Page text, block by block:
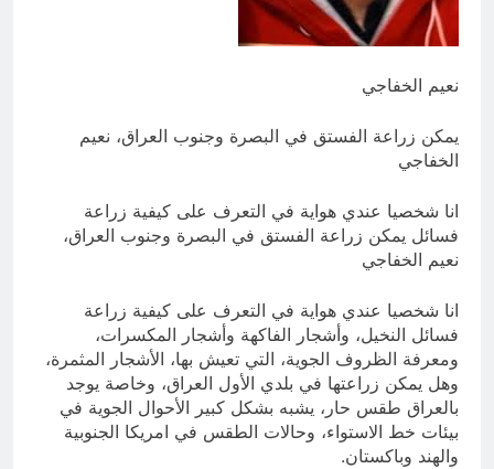
اتفاقية مكة للدفاع المشترك: الخفايا
نعيم الخفاجي
يمكن زراعة الفستق في البصرة وجنوب العراق، نعيم
الخفاجي
انا شخصيا عندي هواية في التعرف على كيفية زراعة
فسائل يمكن زراعة الفستق في البصرة وجنوب العراق،
نعيم الخفاجي
انا شخصيا عندي هواية في التعرف على كيفية زراعة
فسائل النخيل، وأشجار الفاكهة وأشجار المكسرات،
ومعرفة الظروف الجوية، التي تعيش بها، الأشجار المثمرة،
وهل يمكن زراعتها في بلدي الأول العراق، وخاصة يوجد
بالعراق طقس حار، يشبه بشكل كبير الأحوال الجوية في
بيئات خط الاستواء، وحالات الطقس في امريكا الجنوبية
والهند وباكستان.